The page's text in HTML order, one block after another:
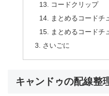
コードクリップ
まとめるコードチ
まとめるコードチ
さいごに
キャンドゥの配線整